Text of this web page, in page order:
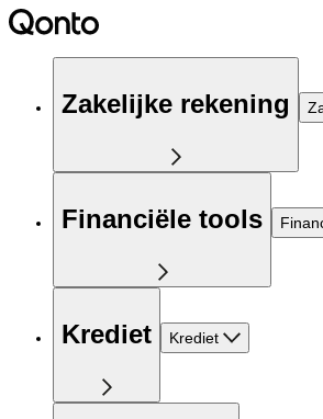
Zakelijke rekening
Financiële tools
Krediet Krediet